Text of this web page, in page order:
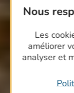
Nous
Les
améliorer
analyser et